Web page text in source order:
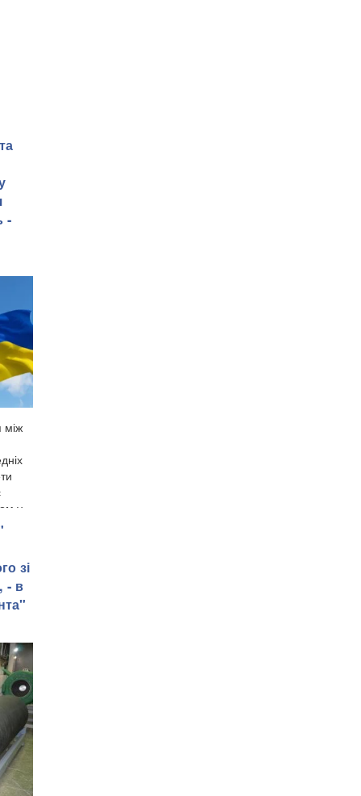
-
між
у
зі
- в